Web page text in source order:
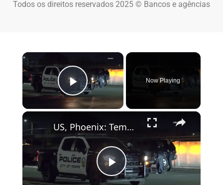
Todos os direitos reservados 2025 © Bancos e agências
×
Play Video
Now Playing
×
Play Video
US, Phoenix: Tempe Apartment Complex Shooting Investigation.